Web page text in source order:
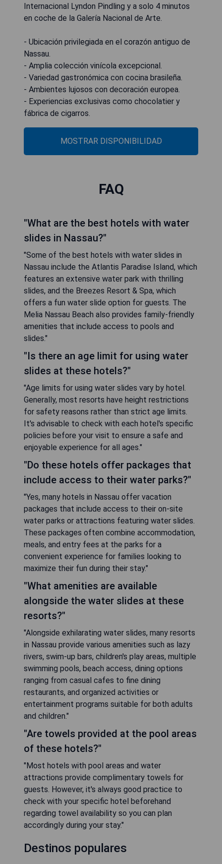
Internacional Lyndon Pindling y a solo 4 minutos
en coche de la Galería Nacional de Arte.
- Ubicación privilegiada en el corazón antiguo de
Nassau.
- Amplia colección vinícola excepcional.
- Variedad gastronómica con cocina brasileña.
- Ambientes lujosos con decoración europea.
- Experiencias exclusivas como chocolatier y
fábrica de cigarros.
MOSTRAR DISPONIBILIDAD
FAQ
"What are the best hotels with water
slides in Nassau?"
"Some of the best hotels with water slides in
Nassau include the Atlantis Paradise Island, which
features an extensive water park with thrilling
slides, and the Breezes Resort & Spa, which
offers a fun water slide option for guests. The
Melia Nassau Beach also provides family-friendly
amenities that include access to pools and
slides."
"Is there an age limit for using water
slides at these hotels?"
"Age limits for using water slides vary by hotel.
Generally, most resorts have height restrictions
for safety reasons rather than strict age limits.
It's advisable to check with each hotel's specific
policies before your visit to ensure a safe and
enjoyable experience for all ages."
"Do these hotels offer packages that
include access to their water parks?"
"Yes, many hotels in Nassau offer vacation
packages that include access to their on-site
water parks or attractions featuring water slides.
These packages often combine accommodation,
meals, and entry fees at the parks for a
convenient experience for families looking to
maximize their fun during their stay."
"What amenities are available
alongside the water slides at these
resorts?"
"Alongside exhilarating water slides, many resorts
in Nassau provide various amenities such as lazy
rivers, swim-up bars, children's play areas, multiple
swimming pools, beach access, dining options
ranging from casual cafes to fine dining
restaurants, and organized activities or
entertainment programs suitable for both adults
and children."
"Are towels provided at the pool areas
of these hotels?"
"Most hotels with pool areas and water
attractions provide complimentary towels for
guests. However, it's always good practice to
check with your specific hotel beforehand
regarding towel availability so you can plan
accordingly during your stay."
Destinos populares